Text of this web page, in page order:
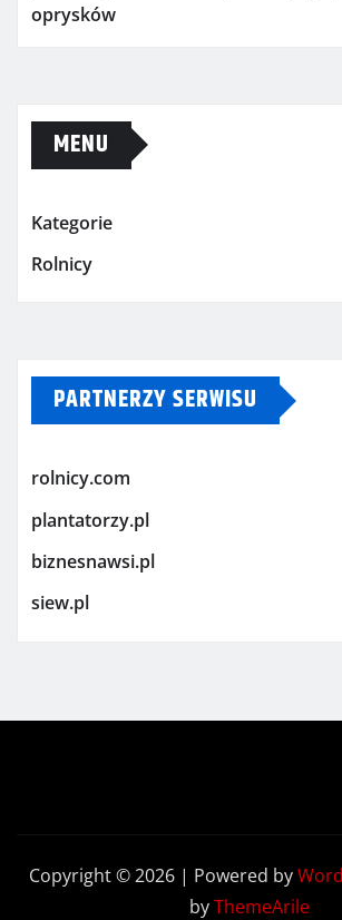
oprysków
MENU
Kategorie
Rolnicy
PARTNERZY SERWISU
rolnicy.com
plantatorzy.pl
biznesnawsi.pl
siew.pl
Copyright © 2026 | Powered by
byThemeArile